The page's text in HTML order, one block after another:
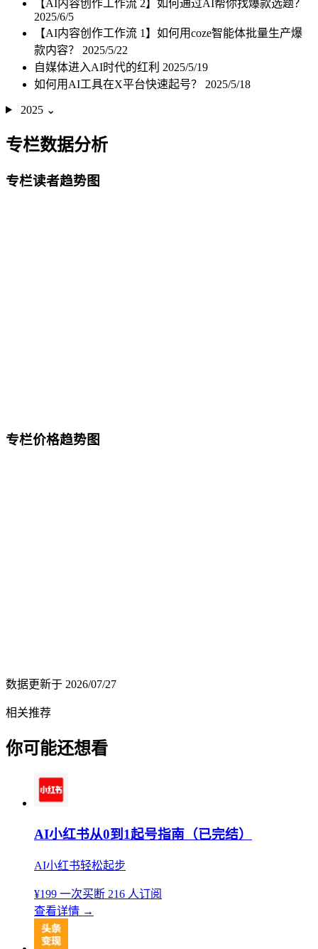
【AI内容创作工作流 2】如何通过AI帮你找爆款选题？
2025/6/5
【AI内容创作工作流 1】如何用coze智能体批量生产爆
款内容？ 2025/5/22
自媒体进入AI时代的红利 2025/5/19
如何用AI工具在X平台快速起号？ 2025/5/18
2025 ⌄
专栏数据分析
专栏读者趋势图
专栏价格趋势图
数据更新于 2026/07/27
相关推荐
你可能还想看
AI小红书从0到1起号指南（已完结）
AI小红书轻松起步
¥199 一次买断 216 人订阅
查看详情 →